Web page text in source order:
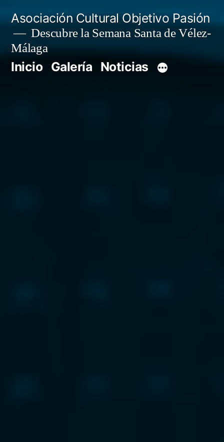
contenido
Asociación Cultural Objetivo Pasión
Descubre la Semana Santa de Vélez-
Málaga
Inicio Galería Noticias